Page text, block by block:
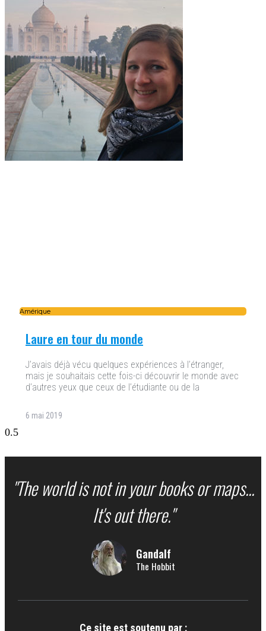
Amérique
Laure en tour du monde
J’avais déjà vécu quelques expériences à l’étranger,
mais je souhaitais cette fois-ci découvrir le monde avec
d’autres yeux que ceux de l’étudiante ou de la
6 mai 2019
"The world is not in your books or maps...
It's out there."
Gandalf
The Hobbit
Ce site est soutenu par :